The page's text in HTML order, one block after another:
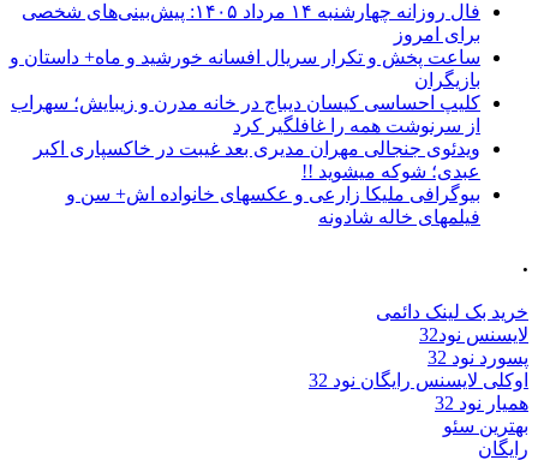
فال روزانه چهارشنبه ۱۴ مرداد ۱۴۰۵: پیش‌بینی‌های شخصی
برای امروز
ساعت پخش و تکرار سریال افسانه خورشید و ماه+ داستان و
بازیگران
کلیپ احساسی کیسان دیباج در خانه مدرن و زیبایش؛ سهراب
از سرنوشت همه را غافلگیر کرد
ویدئوی جنجالی مهران مدیری بعد غیبت در خاکسپاری اکبر
عبدی؛ شوکه میشوید !!
بیوگرافی ملیکا زارعی و عکسهای خانواده اش+ سن و
فیلمهای خاله شادونه
.
خرید بک لینک دائمی
لایسنس نود32
پسورد نود 32
اوکلی لایسنس رایگان نود 32
همیار نود 32
بهترین سئو
رایگان